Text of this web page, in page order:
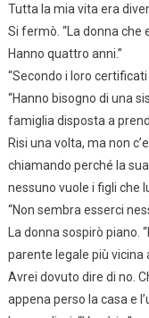
Tutta la mia vita era
Si fermò. “La donna che
Hanno quattro anni.”
“Secondo i loro certificati
“Hanno bisogno di una
famiglia disposta a
Risi una volta, ma non
chiamando perché la
nessuno vuole i figli che
“Non sembra esserci
La donna sospirò piano.
parente legale più vicina
Avrei dovuto dire di no.
appena perso la casa e